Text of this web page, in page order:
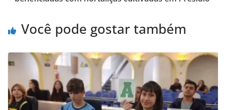
Você pode gostar também